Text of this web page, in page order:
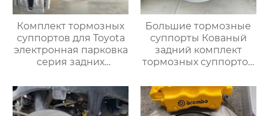
Комплект тормозных
суппортов для Toyota
электронная парковка
серия задних
четырехпоршневой
тормозной суппорт
355 380 400
Большие тормозные
суппорты Кованый
задний комплект
тормозных суппортов
для mercedes benz
bmw audi toyota
subaru ford Cadillac